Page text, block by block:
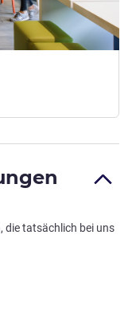
die tatsächlich bei uns